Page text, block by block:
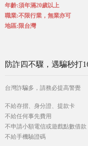
年齡:須年滿20歲以上
職業:不限行業，無業亦可
地區:限台灣
防詐四不驟，遇騙秒打
台灣詐騙多，請務必提高警覺
不給存摺、身分證、提款卡
不給任何事先費用
不申請小額電信或遊戲點數借款
不給手機驗證碼